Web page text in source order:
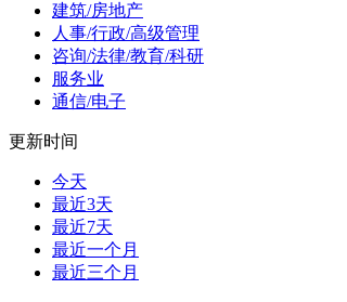
建筑/房地产
人事/行政/高级管理
咨询/法律/教育/科研
服务业
通信/电子
更新时间
今天
最近3天
最近7天
最近一个月
最近三个月